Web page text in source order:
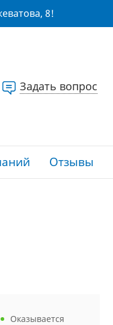
8!
Задать вопрос
Отзывы
Оказывается